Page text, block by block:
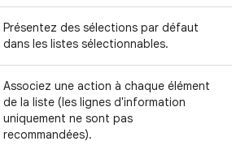
Présentez des sélections par défaut
dans les listes sélectionnables.
Associez une action à chaque élément
de la liste (les lignes d'information
uniquement ne sont pas
recommandées).